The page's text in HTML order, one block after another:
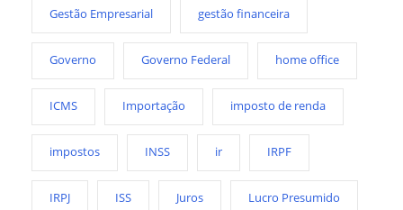
Gestão Empresarial gestão financeira
Governo Governo Federal home office
ICMS Importação imposto de renda
impostos INSS ir IRPF
IRPJ ISS Juros Lucro Presumido